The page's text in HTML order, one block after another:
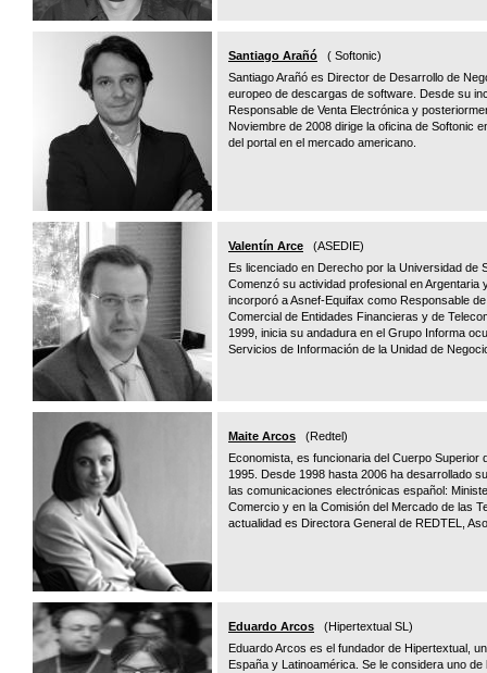
Santiago Arañó ( Softonic)
Santiago Arañó es Director de Desarrollo de
europeo de descargas de software. Desde su
Responsable de Venta Electrónica y
Noviembre de 2008 dirige la oficina de Softonic
del portal en el mercado americano.
Valentín Arce (ASEDIE)
Es licenciado en Derecho por la Universidad de
Comenzó su actividad profesional en
incorporó a Asnef-Equifax como Responsable
Comercial de Entidades Financieras y de
1999, inicia su andadura en el Grupo Informa
Servicios de Información de la Unidad de
Maite Arcos (Redtel)
Economista, es funcionaria del Cuerpo
1995. Desde 1998 hasta 2006 ha desarrollado
las comunicaciones electrónicas español:
Comercio y en la Comisión del Mercado de las
actualidad es Directora General de REDTEL,
Eduardo Arcos (Hipertextual SL)
Eduardo Arcos es el fundador de Hipertextual,
España y Latinoamérica. Se le considera uno